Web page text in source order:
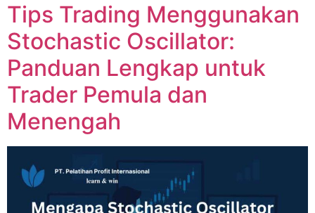
Tips Trading Menggunakan
Stochastic Oscillator:
Panduan Lengkap untuk
Trader Pemula dan
Menengah